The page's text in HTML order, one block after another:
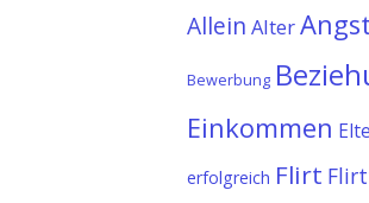
Allein AlterAngst
Bewerbung
Einkommen
erfolgreich Flirt